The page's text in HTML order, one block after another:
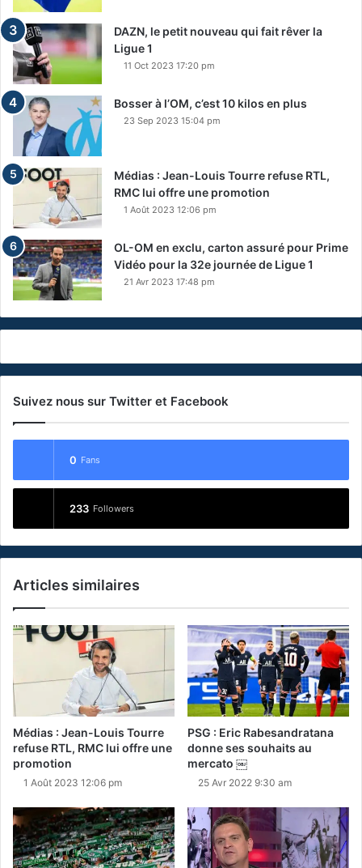
DAZN, le petit nouveau qui fait rêver la
Ligue 1
11 Oct 2023 17:20 pm
Bosser à l’OM, c’est 10 kilos en plus
23 Sep 2023 15:04 pm
Médias : Jean-Louis Tourre refuse RTL,
RMC lui offre une promotion
1 Août 2023 12:06 pm
OL-OM en exclu, carton assuré pour Prime
Vidéo pour la 32e journée de Ligue 1
21 Avr 2023 17:48 pm
Suivez nous sur Twitter et Facebook
0 Fans
233 Followers
Articles similaires
Médias : Jean-Louis Tourre
refuse RTL, RMC lui offre une
promotion
1 Août 2023 12:06 pm
PSG : Eric Rabesandratana
donne ses souhaits au
mercato ￼
25 Avr 2022 9:30 am